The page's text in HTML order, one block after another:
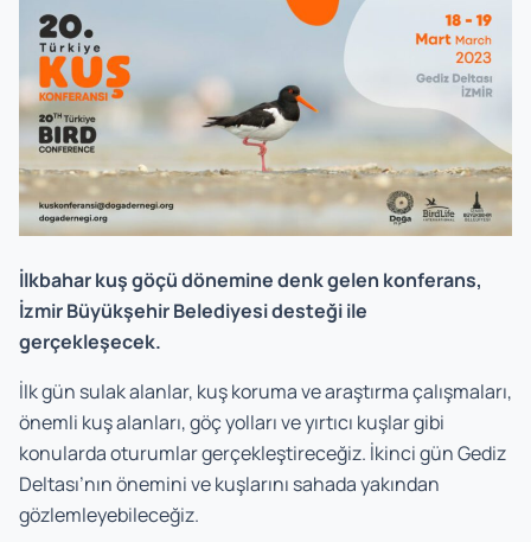
İlkbahar kuş göçü dönemine denk gelen konferans,
İzmir Büyükşehir Belediyesi desteği ile
gerçekleşecek.
İlk gün sulak alanlar, kuş koruma ve araştırma çalışmaları,
önemli kuş alanları, göç yolları ve yırtıcı kuşlar gibi
konularda oturumlar gerçekleştireceğiz. İkinci gün Gediz
Deltası’nın önemini ve kuşlarını sahada yakından
gözlemleyebileceğiz.